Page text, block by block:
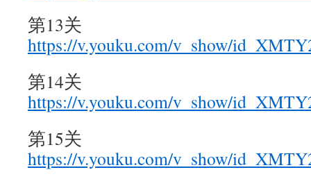
第13关
https://v.youku.com/v_show/
第14关
https://v.youku.com/v_show/
第15关
https://v.youku.com/v_show/